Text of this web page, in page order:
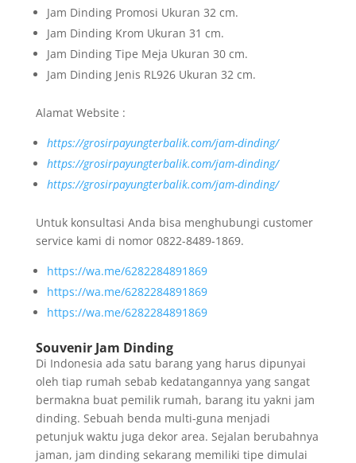
Jam Dinding Promosi Ukuran 32 cm.
Jam Dinding Krom Ukuran 31 cm.
Jam Dinding Tipe Meja Ukuran 30 cm.
Jam Dinding Jenis RL926 Ukuran 32 cm.
Alamat Website :
https://grosirpayungterbalik.com/jam-dinding/
https://grosirpayungterbalik.com/jam-dinding/
https://grosirpayungterbalik.com/jam-dinding/
Untuk konsultasi Anda bisa menghubungi customer
service kami di nomor 0822-8489-1869.
https://wa.me/6282284891869
https://wa.me/6282284891869
https://wa.me/6282284891869
Souvenir Jam Dinding
Di Indonesia ada satu barang yang harus dipunyai
oleh tiap rumah sebab kedatangannya yang sangat
bermakna buat pemilik rumah, barang itu yakni jam
dinding. Sebuah benda multi-guna menjadi
petunjuk waktu juga dekor area. Sejalan berubahnya
jaman, jam dinding sekarang memiliki tipe dimulai